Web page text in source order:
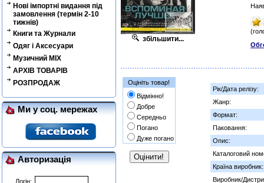
Нові імпортні видання під
замовлення (термін 2-10
тижнів)
Книги та Журнали
Одяг і Аксесуари
Музичний MIX
АРХІВ ТОВАРІВ
РОЗПРОДАЖ
Ми у соц. мережах
Авторизація
Логін:
збільшити...
Оцініть товар!
Відмінно!
Добре
Середньо
Погано
Дуже погано
Рік/Дата релізу:
Жанр:
Формат:
Паковання:
Опис:
Каталоговий
Країна виробник:
Виробник/